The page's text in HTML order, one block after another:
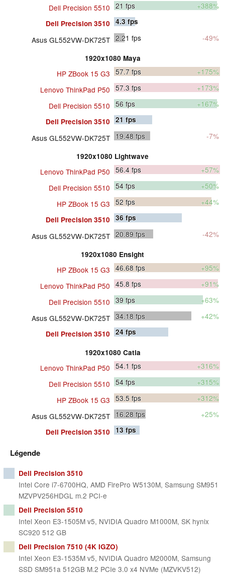
Dell Precision 5510 21 fps +388%
Dell Precision 3510 4.3fps
Asus GL552VW-DK725T 2.21 fps -49%
1920x1080 Maya
HP ZBook 15 G3 57.7fps
+175%
Lenovo ThinkPad P50 57.3 fps
+173%
Dell Precision 5510 56fps +167%
Dell Precision 3510 21 fps
Asus GL552VW-DK725T 19.48fps -7%
1920x1080 Lightwave
Lenovo ThinkPad P50 56.4 fps
+57%
Dell Precision 5510 54 fps
+50%
HP ZBook 15 G3 52fps +44%
Dell Precision 3510 36fps
Asus GL552VW-DK725T 20.89fps -42%
1920x1080 Ensight
HP ZBook 15 G3 46.68fps
+95%
Lenovo ThinkPad P50 45.8 fps
+91%
Dell Precision 5510 39fps
+63%
Asus GL552VW-DK725T 34.18fps +42%
Dell Precision 3510 24 fps
1920x1080 Catia
Lenovo ThinkPad P50 54.1 fps
+316%
Dell Precision 5510 54 fps
+315%
HP ZBook 15 G3 53.5fps
+312%
Asus GL552VW-DK725T 16.28fps +25%
Dell Precision 3510 13fps
Légende
Dell Precision 3510
Intel Core i7-6700HQ, AMD FirePro W5130M, Samsung SM951
MZVPV256HDGL m.2 PCI-e
Dell Precision 5510
Intel Xeon E3-1505M v5, NVIDIA Quadro M1000M, SK hynix
SC920 512 GB
Dell Precision 7510 (4K IGZO)
Intel Xeon E3-1535M v5, NVIDIA Quadro M2000M, Samsung
SSD SM951a 512GB M.2 PCIe 3.0 x4 NVMe (MZVKV512)